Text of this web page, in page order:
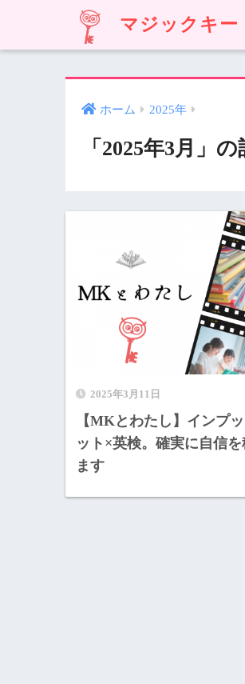
マジックキー
ホーム 2025年
「2025年3月」
2025年3月11日
【MKとわたし】インプ
ット×英検。確実に自信
ます